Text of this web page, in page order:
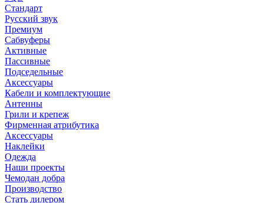
Стандарт
Русский звук
Премиум
Сабвуферы
Активные
Пассивные
Подседельные
Аксессуары
Кабели и комплектующие
Антенны
Грили и крепеж
Фирменная атрибутика
Аксессуары
Наклейки
Одежда
Наши проекты
Чемодан добра
Производство
Стать дилером